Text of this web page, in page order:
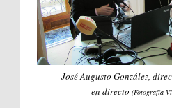
José Augusto González,
en directo (Fotografía